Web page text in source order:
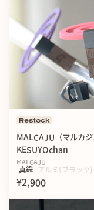
サ イ ズ：
重 量：約 0.3kg
KAYARI -SILVER-
材 質：アルミ
サ イ ズ：
重 量：約 0.2kg
※製品改良のため、
合があります
関連商品：KAYARI
TRIPATH
▶︎hinataメディア掲
メタルな蚊やり豚
Restock
MALCAJU（マルカジ
KESUYOchan
MALCAJU
真鍮 アルミ(ブラック)
¥2,900